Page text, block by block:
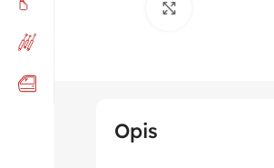
Opis